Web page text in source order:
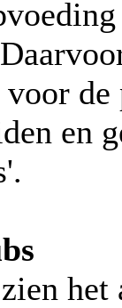
voor
en
het